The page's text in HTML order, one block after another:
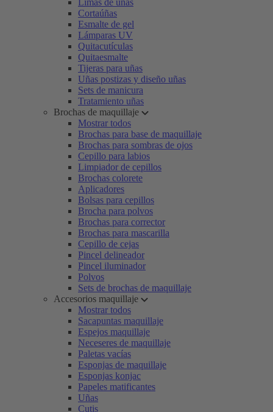
Limas de uñas
Cortaúñas
Esmalte de gel
Lámparas UV
Quitacutículas
Quitaesmalte
Tijeras para uñas
Uñas postizas y diseño uñas
Sets de manicura
Tratamiento uñas
Brochas de maquillaje
Mostrar todos
Brochas para base de maquillaje
Brochas para sombras de ojos
Cepillo para labios
Limpiador de cepillos
Brochas colorete
Aplicadores
Bolsas para cepillos
Brocha para polvos
Brochas para corrector
Brochas para mascarilla
Cepillo de cejas
Pincel delineador
Pincel iluminador
Polvos
Sets de brochas de maquillaje
Accesorios maquillaje
Mostrar todos
Sacapuntas maquillaje
Espejos maquillaje
Neceseres de maquillaje
Paletas vacías
Esponjas de maquillaje
Esponjas konjac
Papeles matificantes
Uñas
Cutis